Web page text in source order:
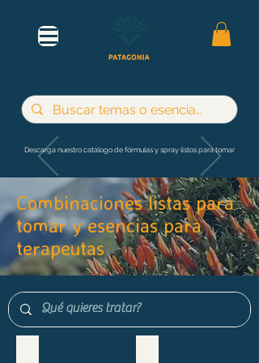
Descarga nuestro catálogo de fórmulas y spray listos para tomar
Combinaciones listas para
tomar y esencias para
terapeutas